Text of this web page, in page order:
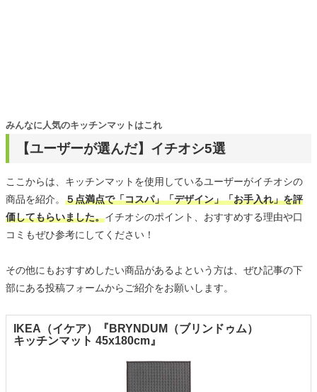
【ユーザーが選んだ】イチオシ5選
みんなに人気のキッチンマットはこれ
ここからは、キッチンマットを使用しているユーザーがイチオシの
商品を紹介。 ５点満点で「コスパ」「デザイン」「お手入れ」を評
価してもらいました。イチオシのポイント、おすすめする理由や口
コミもぜひ参考にしてください！
その他にもおすすめしたい商品があるよという方は、ぜひ記事の下
部にある投稿フォームからご紹介をお願いします。
IKEA（イケア）『BRYNDUM（ブリンドゥム）
キッチンマット 45x180cm』